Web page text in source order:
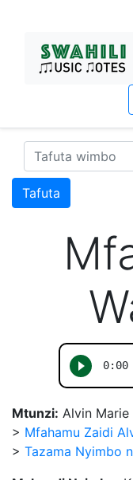
Tafuta
Mtunzi: Alvin Marie
> Mfahamu Zaidi
> Tazama Nyimbo